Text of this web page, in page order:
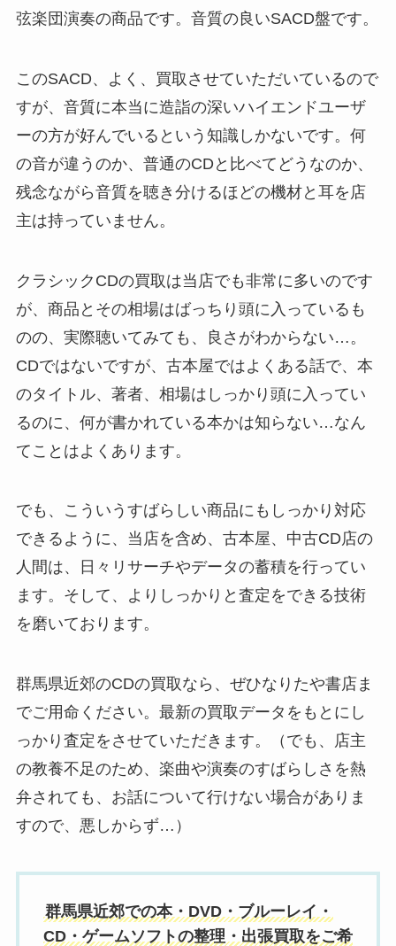
弦楽団演奏の商品です。音質の良いSACD盤です。
このSACD、よく、買取させていただいているので
すが、音質に本当に造詣の深いハイエンドユーザ
ーの方が好んでいるという知識しかないです。何
の音が違うのか、普通のCDと比べてどうなのか、
残念ながら音質を聴き分けるほどの機材と耳を店
主は持っていません。
クラシックCDの買取は当店でも非常に多いのです
が、商品とその相場はばっちり頭に入っているも
のの、実際聴いてみても、良さがわからない…。
CDではないですが、古本屋ではよくある話で、本
のタイトル、著者、相場はしっかり頭に入ってい
るのに、何が書かれている本かは知らない…なん
てことはよくあります。
でも、こういうすばらしい商品にもしっかり対応
できるように、当店を含め、古本屋、中古CD店の
人間は、日々リサーチやデータの蓄積を行ってい
ます。そして、よりしっかりと査定をできる技術
を磨いております。
群馬県近郊のCDの買取なら、ぜひなりたや書店ま
でご用命ください。最新の買取データをもとにし
っかり査定をさせていただきます。（でも、店主
の教養不足のため、楽曲や演奏のすばらしさを熱
弁されても、お話について行けない場合がありま
すので、悪しからず…）
群馬県近郊での本・DVD・ブルーレイ・
CD・ゲームソフトの整理・出張買取をご希